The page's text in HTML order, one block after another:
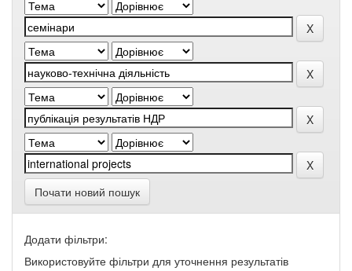
Почати новий пошук
Додати фільтри:
Використовуйте фільтри для уточнення результатів